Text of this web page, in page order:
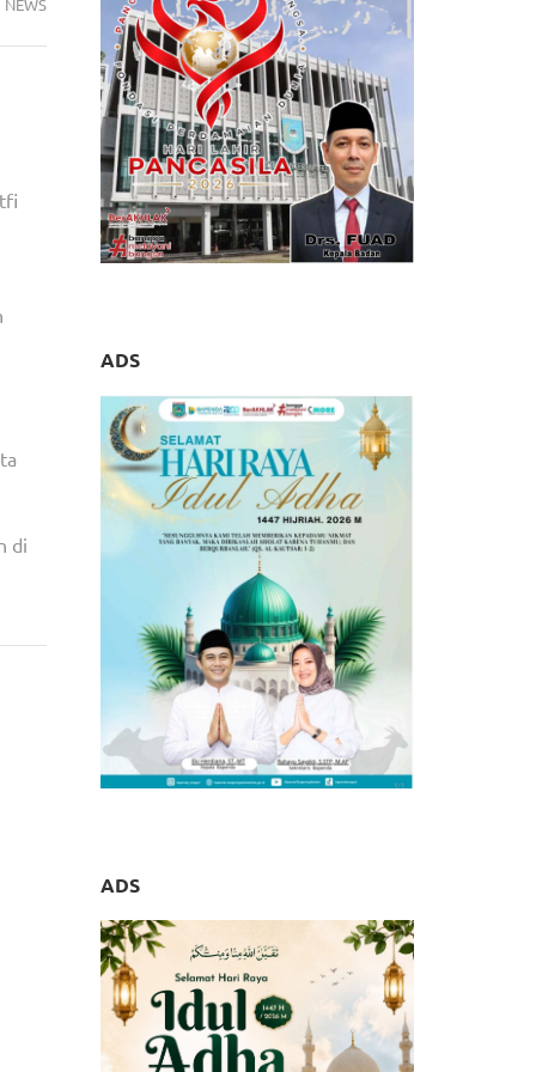
NEWS
di
ADS
ADS